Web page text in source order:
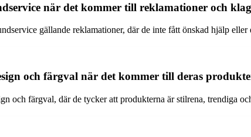
när det kommer till reklamationer och
gällande reklamationer, där de inte fått önskad hjälp
och färgval när det kommer till deras
och färgval, där de tycker att produkterna är stilrena, trendiga